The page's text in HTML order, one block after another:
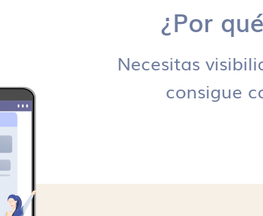
¿Por
Necesitas
consigue